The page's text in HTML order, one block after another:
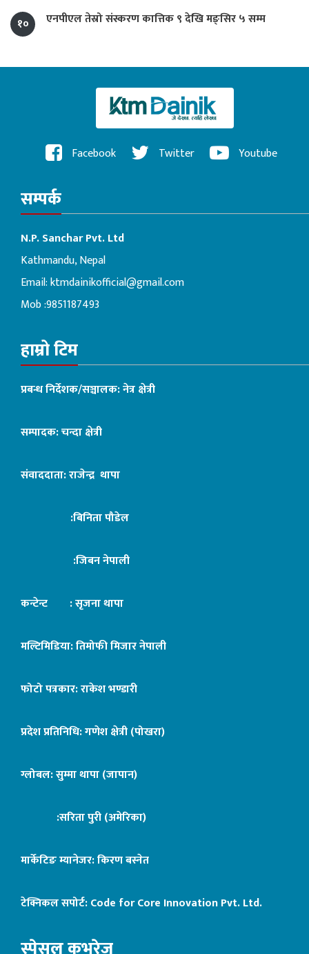
१०
एनपीएल तेस्रो संस्करण कात्तिक ९ देखि मङ्सिर ५ सम्म
Facebook Twitter Youtube
सम्पर्क
N.P. Sanchar Pvt. Ltd
Kathmandu, Nepal
Email:ktmdainikofficial@gmail.com
Mob :9851187493
हाम्रो टिम
प्रबन्ध निर्देशक/सञ्चालक: नेत्र क्षेत्री
सम्पादक: चन्दा क्षेत्री
संवाददाता: राजेन्द्र थापा
:बिनिता पौडेल
:जिबन नेपाली
कन्टेन्ट : सृजना थापा
मल्टिमिडिया: तिमोफी मिजार नेपाली
फोटो पत्रकार: राकेश भण्डारी
प्रदेश प्रतिनिधि: गणेश क्षेत्री (पोखरा)
ग्लोबल: सुम्मा थापा (जापान)
:सरिता पुरी (अमेरिका)
मार्केटिङ म्यानेजर: किरण बस्नेत
टेक्निकल सपोर्ट:Code for Core Innovation Pvt. Ltd.